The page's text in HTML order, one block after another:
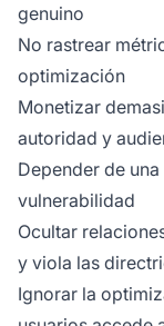
genuino
No rastrear
optimización
Monetizar
autoridad y
Depender de
vulnerabilidad
Ocultar
y viola las
Ignorar la